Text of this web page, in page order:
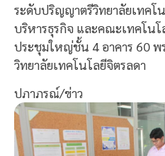
ระดับปริญญาตรีวิทยาลัยเทคโ
บริหารธุรกิจ และคณะเทคโน
ประชุมใหญ่ชั้น 4 อาคาร 60 พ
วิทยาลัยเทคโนโลยีจิตรลดา
ปภาภรณ์/ข่าว